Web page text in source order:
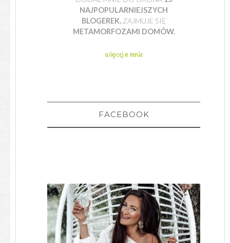
NAJPOPULARNIEJSZYCH
BLOGEREK..ZAJMUJE SIĘ
METAMORFOZAMI DOMÓW.
więcej o mnie
FACEBOOK